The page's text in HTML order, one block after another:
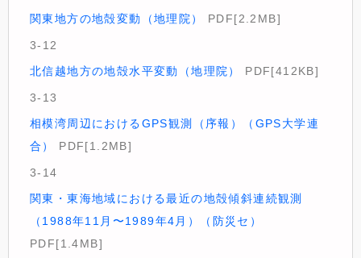
関東地方の地殻変動（地理院）
PDF[2.2MB]
3-12
北信越地方の地殻水平変動（地理院）
PDF[412KB]
3-13
相模湾周辺におけるGPS観測（序報）（GPS大学連
合）
PDF[1.2MB]
3-14
関東・東海地域における最近の地殻傾斜連続観測
（1988年11月〜1989年4月）（防災セ）
PDF[1.4MB]